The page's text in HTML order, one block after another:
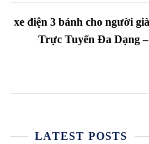
xe điện 3 bánh cho người
Trực Tuyến Đa Dạng
LATEST POSTS